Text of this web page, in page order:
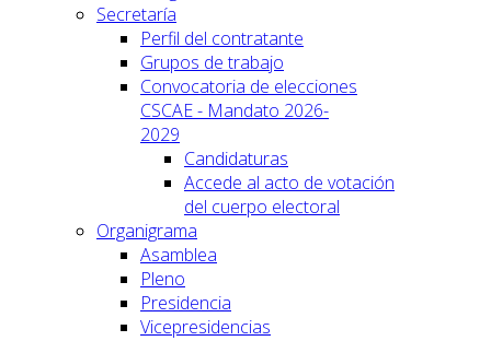
Secretaría
Perfil del contratante
Grupos de trabajo
Convocatoria de elecciones
CSCAE - Mandato 2026-
2029
Candidaturas
Accede al acto de votación
del cuerpo electoral
Organigrama
Asamblea
Pleno
Presidencia
Vicepresidencias